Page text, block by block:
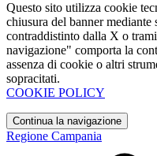
Questo sito utilizza cookie
chiusura del banner
contraddistinto dalla X o
navigazione" comporta la
assenza di cookie o altri
sopracitati.
COOKIE POLICY
Continua la navigazione
Regione Campania